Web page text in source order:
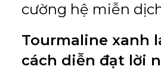
cường hệ miễn
Tourmaline xanh
cách diễn đạt lời